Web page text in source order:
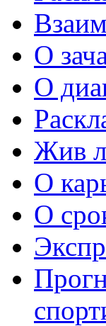
О
О
Жив
О
О